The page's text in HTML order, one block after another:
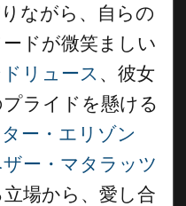
ながら、自らの
ドが微笑ましい
リュース 、彼女
ライドを懸ける
ー・エリゾン
ー・マタラッツ
場から、愛し合